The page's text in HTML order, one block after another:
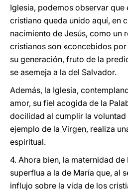
Iglesia, podemos observar que
cristiano queda unido aquí, en
nacimiento de Jesús, como un
cristianos son «concebidos
su generación, fruto de la
se asemeja a la del Salvador.
Además, la Iglesia,
amor, su fiel acogida de la
docilidad al cumplir la voluntad
ejemplo de la Virgen, realiza
espiritual.
4. Ahora bien, la maternidad de
superflua a la de María que, al
influjo sobre la vida de los